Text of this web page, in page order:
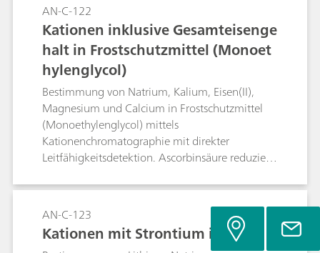
AN-C-122
Kationen inklusive Gesamteisenge
halt in Frostschutzmittel (Monoet
hylenglycol)
Bestimmung von Natrium, Kalium, Eisen(II),
Magnesium und Calcium in Frostschutzmittel
(Monoethylenglycol) mittels
Kationenchromatographie mit direkter
Leitfähigkeitsdetektion. Ascorbinsäure reduziert
gesamte Eisen als Eisen(II) festgelegt.
AN-C-123
Kationen mit Strontium in Sole